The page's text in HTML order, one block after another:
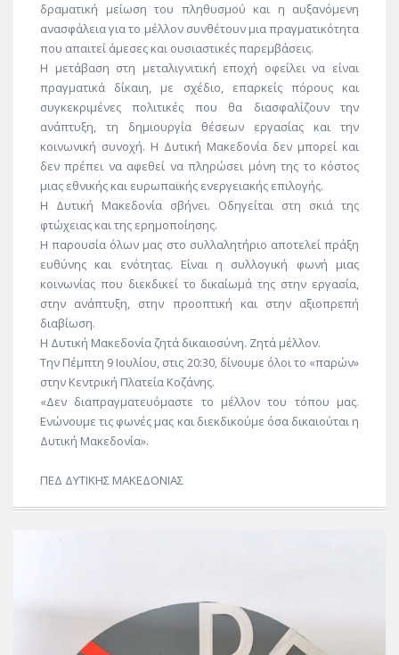
δραματική μείωση του πληθυσμού και η αυξανόμενη
ανασφάλεια για το μέλλον συνθέτουν μια πραγματικότητα
που απαιτεί άμεσες και ουσιαστικές παρεμβάσεις.
Η μετάβαση στη μεταλιγνιτική εποχή οφείλει να είναι
πραγματικά δίκαιη, με σχέδιο, επαρκείς πόρους και
συγκεκριμένες πολιτικές που θα διασφαλίζουν την
ανάπτυξη, τη δημιουργία θέσεων εργασίας και την
κοινωνική συνοχή. Η Δυτική Μακεδονία δεν μπορεί και
δεν πρέπει να αφεθεί να πληρώσει μόνη της το κόστος
μιας εθνικής και ευρωπαϊκής ενεργειακής επιλογής.
Η Δυτική Μακεδονία σβήνει. Οδηγείται στη σκιά της
φτώχειας και της ερημοποίησης.
Η παρουσία όλων μας στο συλλαλητήριο αποτελεί πράξη
ευθύνης και ενότητας. Είναι η συλλογική φωνή μιας
κοινωνίας που διεκδικεί το δικαίωμά της στην εργασία,
στην ανάπτυξη, στην προοπτική και στην αξιοπρεπή
διαβίωση.
Η Δυτική Μακεδονία ζητά δικαιοσύνη. Ζητά μέλλον.
Την Πέμπτη 9 Ιουλίου, στις 20:30, δίνουμε όλοι το «παρών»
στην Κεντρική Πλατεία Κοζάνης.
«Δεν διαπραγματευόμαστε το μέλλον του τόπου μας.
Ενώνουμε τις φωνές μας και διεκδικούμε όσα δικαιούται η
Δυτική Μακεδονία».
ΠΕΔ ΔΥΤΙΚΗΣ ΜΑΚΕΔΟΝΙΑΣ